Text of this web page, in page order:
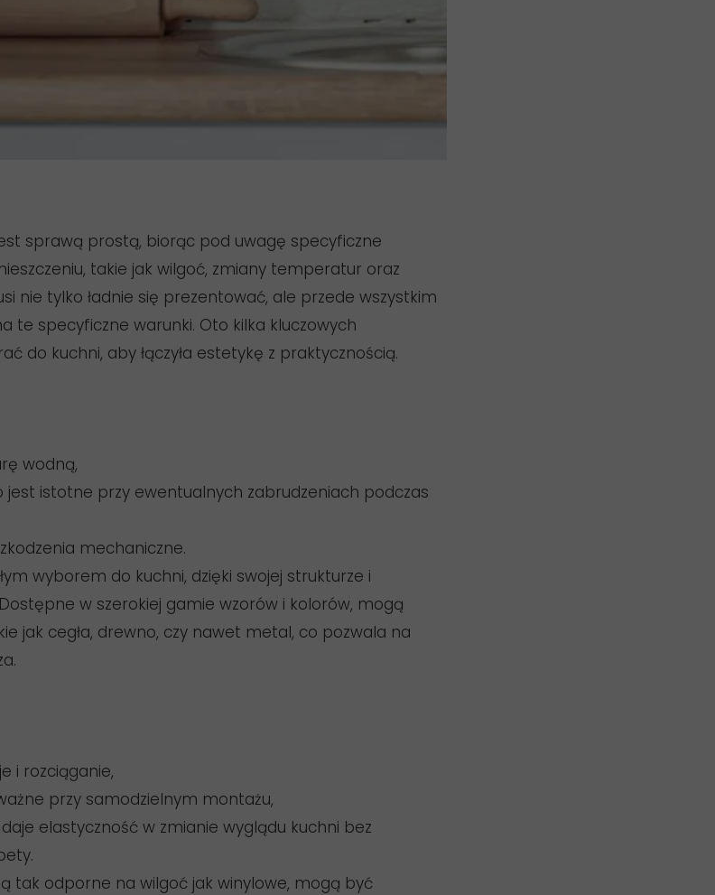
sprawą prostą, biorąc pod uwagę specyficzne
takie jak wilgoć, zmiany temperatur oraz
nie tylko ładnie się prezentować, ale przede wszystkim
te specyficzne warunki. Oto kilka kluczowych
do kuchni, aby łączyła estetykę z praktycznością.
wodną,
jest istotne przy ewentualnych zabrudzeniach podczas
mechaniczne.
wyborem do kuchni, dzięki swojej strukturze i
w szerokiej gamie wzorów i kolorów, mogą
jak cegła, drewno, czy nawet metal, co pozwala na
i rozciąganie,
przy samodzielnym montażu,
elastyczność w zmianie wyglądu kuchni bez
tak odporne na wilgoć jak winylowe, mogą być